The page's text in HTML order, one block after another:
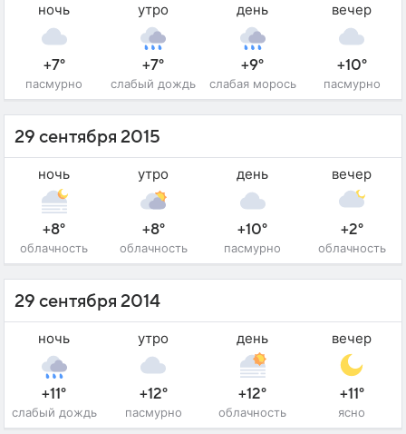
ночь
+7°
пасмурно
утро
+7°
слабый дождь
день
+9°
слабая морось
вечер
+10°
пасмурно
29 сентября 2015
ночь
+8°
облачность
утро
+8°
облачность
день
+10°
пасмурно
вечер
+2°
облачность
29 сентября 2014
ночь
+11°
слабый дождь
утро
+12°
пасмурно
день
+12°
облачность
вечер
+11°
ясно